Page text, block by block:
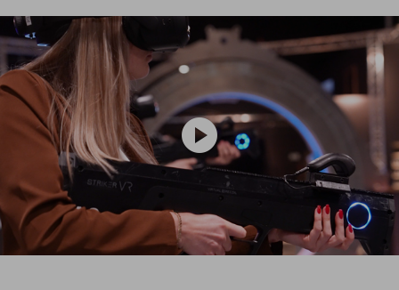
play_circle